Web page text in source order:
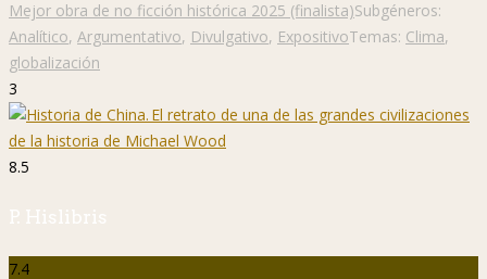
Mejor obra de no ficción histórica 2025 (finalista)Subgéneros:
Analítico, Argumentativo, Divulgativo, ExpositivoTemas: Clima,
globalización
3
8.5
P. Hislibris
7.4